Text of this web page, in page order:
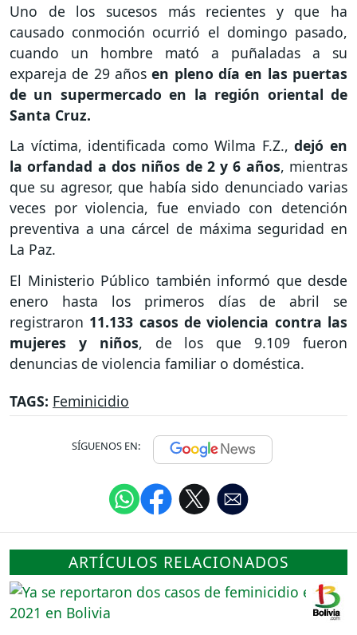
Uno de los sucesos más recientes y que ha
causado conmoción ocurrió el domingo pasado,
cuando un hombre mató a puñaladas a su
expareja de 29 añosen pleno día en las puertas
de un supermercado en la región oriental de
Santa Cruz.
La víctima, identificada como Wilma F.Z., dejó en
la orfandad a dos niños de 2 y 6 años, mientras
que su agresor, que había sido denunciado varias
veces por violencia, fue enviado con detención
preventiva a una cárcel de máxima seguridad en
La Paz.
El Ministerio Público también informó que desde
enero hasta los primeros días de abril se
registraron 11.133 casos de violencia contra las
mujeres y niños, de los que 9.109 fueron
denuncias de violencia familiar o doméstica.
TAGS: Feminicidio
SÍGUENOS EN:
ARTÍCULOS RELACIONADOS